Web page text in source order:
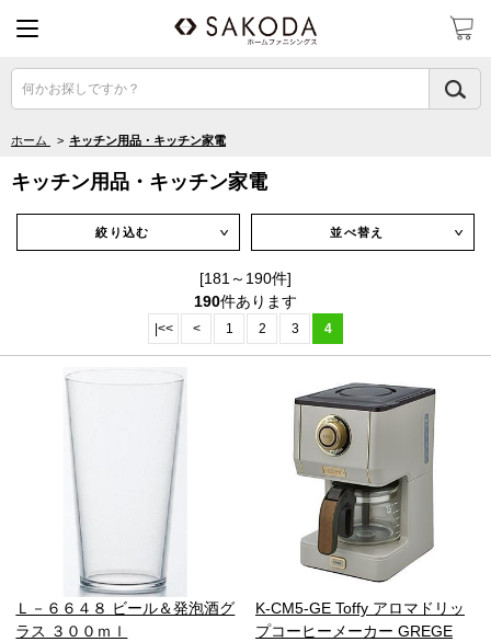
何かお探しですか？
ホーム > キッチン用品・キッチン家電
キッチン用品・キッチン家電
絞り込む ∨ 並べ替え ∨
[181～190件]
190件あります
|<< < 1 2 3 4
Ｌ－６６４８ ビール＆発泡酒グ
ラス ３００ｍｌ
K-CM5-GE Toffy アロマドリッ
プコーヒーメーカー GREGE